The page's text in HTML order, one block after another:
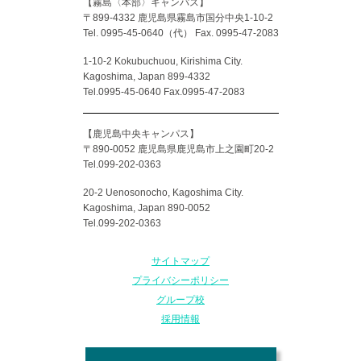
【霧島〈本部〉キャンパス】
〒899-4332 鹿児島県霧島市国分中央1-10-2
Tel. 0995-45-0640（代）
Fax. 0995-47-2083
1-10-2 Kokubuchuou, Kirishima City.
Kagoshima, Japan 899-4332
Tel.0995-45-0640 Fax.0995-47-2083
【鹿児島中央キャンパス】
〒890-0052 鹿児島県鹿児島市上之園町20-2
Tel.099-202-0363
20-2 Uenosonocho, Kagoshima City.
Kagoshima, Japan 890-0052
Tel.099-202-0363
サイトマップ
プライバシーポリシー
グループ校
採用情報